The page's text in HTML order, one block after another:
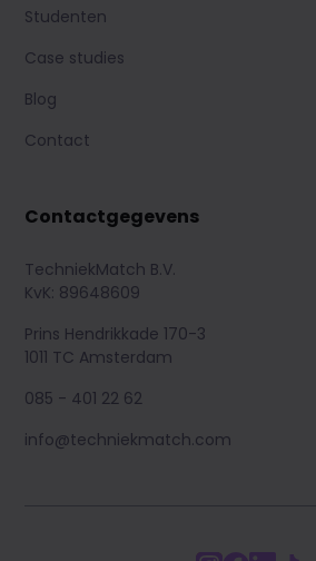
Studenten
Case studies
Blog
Contact
Contactgegevens
TechniekMatch B.V.
KvK: 89648609
Prins Hendrikkade 170-3
1011 TC Amsterdam
085 - 401 22 62
info@techniekmatch.com